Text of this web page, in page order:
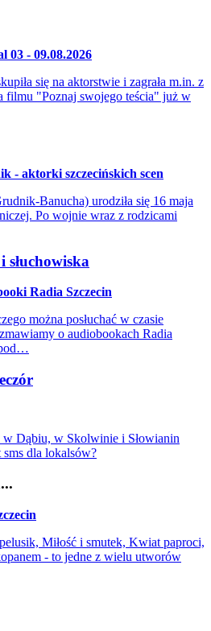
03 - 09.08.2026
się na aktorstwie i zagrała m.in. z
filmu "Poznaj swojego teścia" już w
- aktorki szczecińskich scen
Banucha) urodziła się 16 maja
Po wojnie wraz z rodzicami
słuchowiska
Radia Szczecin
można posłuchać w czasie
o audiobookach Radia
Dąbiu, w Skolwinie i Słowianin
dla lokalsów?
Miłość i smutek, Kwiat paproci,
- to jedne z wielu utworów